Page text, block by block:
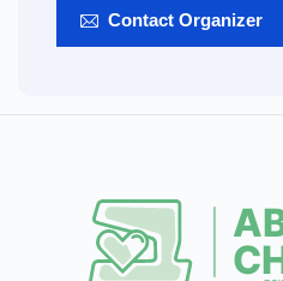
Contact Organizer